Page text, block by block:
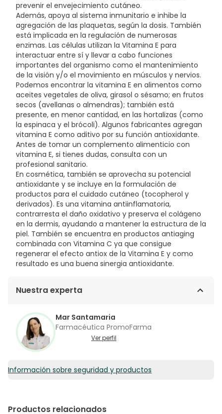
prevenir el envejecimiento cutáneo.
Además, apoya al sistema inmunitario e inhibe la
agregación de las plaquetas, según la dosis. También
está implicada en la regulación de numerosas
enzimas. Las células utilizan la Vitamina E para
interactuar entre sí y llevar a cabo funciones
importantes del organismo como el mantenimiento
de la visión y/o el movimiento en músculos y nervios.
Podemos encontrar la vitamina E en alimentos como
aceites vegetales de oliva, girasol o sésamo; en frutos
secos (avellanas o almendras); también está
presente, en menor cantidad, en las hortalizas (como
la espinaca y el brócoli). Algunos fabricantes agregan
vitamina E como aditivo por su función antioxidante.
Antes de tomar un complemento alimenticio con
vitamina E, si tienes dudas, consulta con un
profesional sanitario.
En cosmética, también se aprovecha su potencial
antioxidante y se incluye en la formulación de
productos para el cuidado cutáneo (tocopherol y
derivados). Es una vitamina antiinflamatoria,
contrarresta el daño oxidativo y preserva el colágeno
en la dermis, ayudando a mantener la estructura de la
piel. También se encuentra en productos antiaging
combinada con Vitamina C ya que consigue
regenerar el efecto antiox de la Vitamina E y como
resultado es una buena sinergia antioxidante.
Nuestra experta
Mar Santamaria
Farmacéutica PromoFarma
Ver perfil
Información sobre seguridad y productos
Productos relacionados